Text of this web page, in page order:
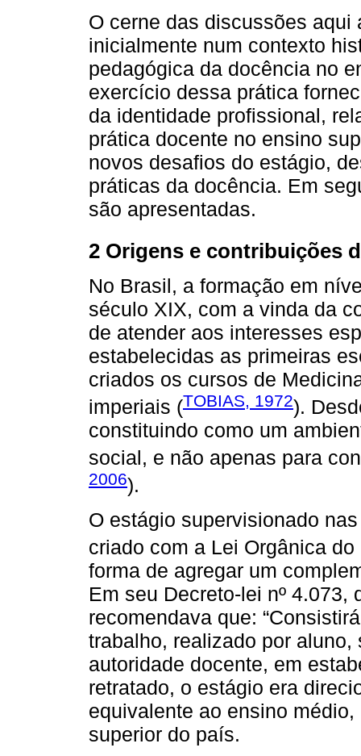
O cerne das discussões
inicialmente num contexto
pedagógica da docência no
exercício dessa prática
da identidade profissional,
prática docente no ensino
novos desafios do estágio,
práticas da docência. Em
são apresentadas.
2 Origens e contribuições
No Brasil, a formação em
século XIX, com a vinda da
de atender aos interesses
estabelecidas as primeiras
criados os cursos de
imperiais (TOBIAS, 1972).
constituindo como um
social, e não apenas para
2006).
O estágio supervisionado
criado com a Lei Orgânica
forma de agregar um
Em seu Decreto-lei nº
recomendava que:
trabalho, realizado por
autoridade docente, em
retratado, o estágio era
equivalente ao ensino
superior do país.